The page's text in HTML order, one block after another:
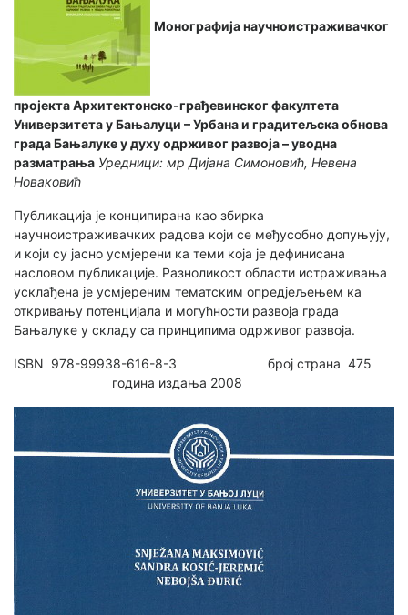
Монографија научноистраживачког
пројекта Архитектонско-грађевинског факултета
Универзитета у Бањалуци – Урбана и градитељска обнова
града Бањалуке у духу одрживог развоја – уводна
разматрања Уредници: мр Дијана Симоновић, Невена
Новаковић
Публикација је конципирана као збирка
научноистраживачких радова који се међусобно допуњују,
и који су јасно усмјерени ка теми која је дефинисана
насловом публикације. Разноликост области истраживања
усклађена је усмјереним тематским опредјељењем ка
откривању потенцијала и могућности развоја града
Бањалуке у складу са принципима одрживог развоја.
ISBN 978-99938-616-8-3 број страна 475
година издања 2008